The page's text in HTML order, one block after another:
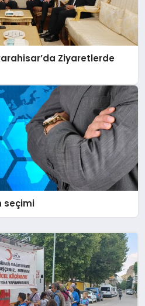
Ziyaretlerde
seçimi